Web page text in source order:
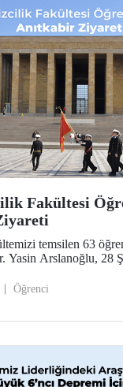
Fakültesi
temsilen 63
Yasin Arslanoğlu, 28
mozolesine
Öğrenci